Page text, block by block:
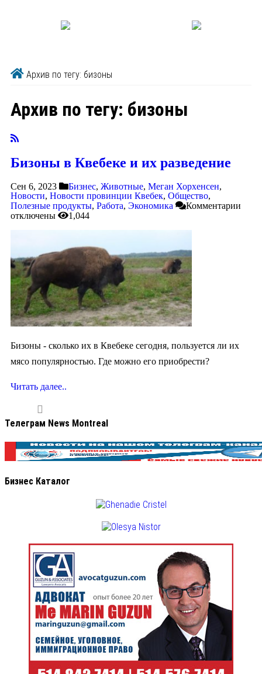
Архив по тегу: бизоны
Архив по тегу: бизоны
Бизоны в Квебеке и их разведение
Сен 6, 2023 Бизнес, Животные, Меган Хорхенсен,
Новости, Новости провинции Квебек, Общество,
Полезные продукты, Работа, Экономика
Комментарии
отключены
1,044
Бизоны - сколько их в Квебеке сегодня, пользуется ли их
мясо популярностью. Где можно его приобрести?
Читать далее..
Телеграм News Montreal
Бизнес Каталог